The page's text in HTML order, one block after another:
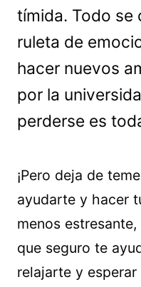
tímida. Todo se
ruleta de
hacer nuevos
por la
perderse es
¡Pero deja de
ayudarte y hacer
menos
que seguro te
relajarte y